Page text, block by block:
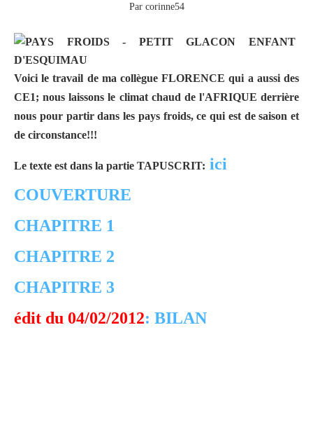
Par corinne54
Voici le travail de ma collègue FLORENCE qui a aussi des
CE1; nous laissons le climat chaud de l'AFRIQUE derrière
nous pour partir dans les pays froids, ce qui est de saison et
de circonstance!!!
Le texte est dans la partie TAPUSCRIT: ici
COUVERTURE
CHAPITRE 1
CHAPITRE 2
CHAPITRE 3
édit du 04/02/2012: BILAN